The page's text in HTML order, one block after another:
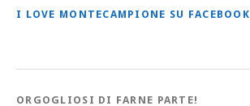
I LOVE MONTECAMPIONE SU FACEBOOK
ORGOGLIOSI DI FARNE PARTE!